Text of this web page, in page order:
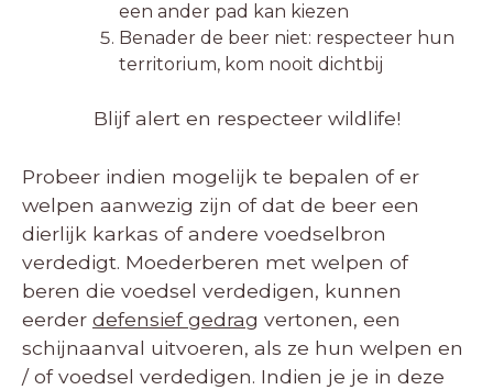
een ander pad kan kiezen
Benader de beer niet: respecteer hun
territorium, kom nooit dichtbij
Blijf alert en respecteer wildlife!
Probeer indien mogelijk te bepalen of er
welpen aanwezig zijn of dat de beer een
dierlijk karkas of andere voedselbron
verdedigt. Moederberen met welpen of
beren die voedsel verdedigen, kunnen
eerder defensief gedrag vertonen, een
schijnaanval uitvoeren, als ze hun welpen en
/ of voedsel verdedigen. Indien je je in deze